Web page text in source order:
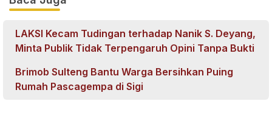
LAKSI Kecam Tudingan terhadap Nanik S. Deyang,
Minta Publik Tidak Terpengaruh Opini Tanpa Bukti
Brimob Sulteng Bantu Warga Bersihkan Puing
Rumah Pascagempa di Sigi